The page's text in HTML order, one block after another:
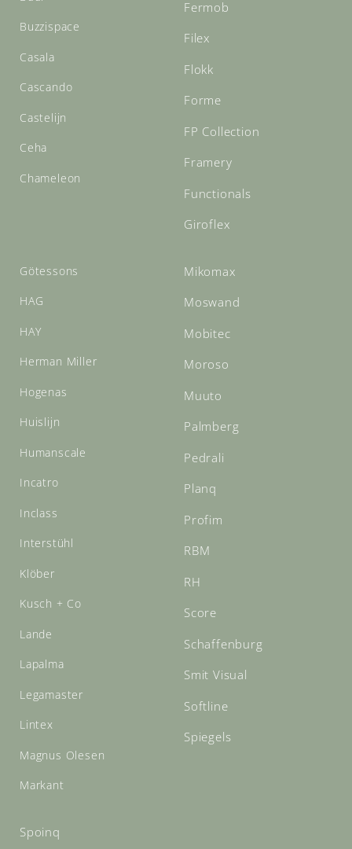
Buzzispace
Casala
Cascando
Castelijn
Ceha
Chameleon
Fermob
Filex
Flokk
Forme
FP Collection
Framery
Functionals
Giroflex
Götessons
HAG
HAY
Herman Miller
Hogenas
Huislijn
Humanscale
Incatro
Inclass
Interstühl
Klöber
Kusch + Co
Lande
Lapalma
Legamaster
Lintex
Magnus Olesen
Markant
Mikomax
Moswand
Mobitec
Moroso
Muuto
Palmberg
Pedrali
Planq
Profim
RBM
RH
Score
Schaffenburg
Smit Visual
Softline
Spiegels
Spoinq